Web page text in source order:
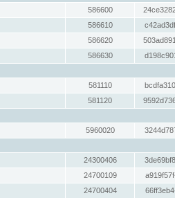
586600
586610
586620
586630
581110
581120
5960020
24300406
24700109
24700404